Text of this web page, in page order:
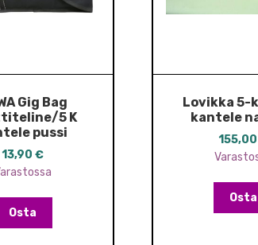
Gig Bag
5 K
pussi
13,90€
Osta
Lovikka 5-
kantele
155,00
Osta